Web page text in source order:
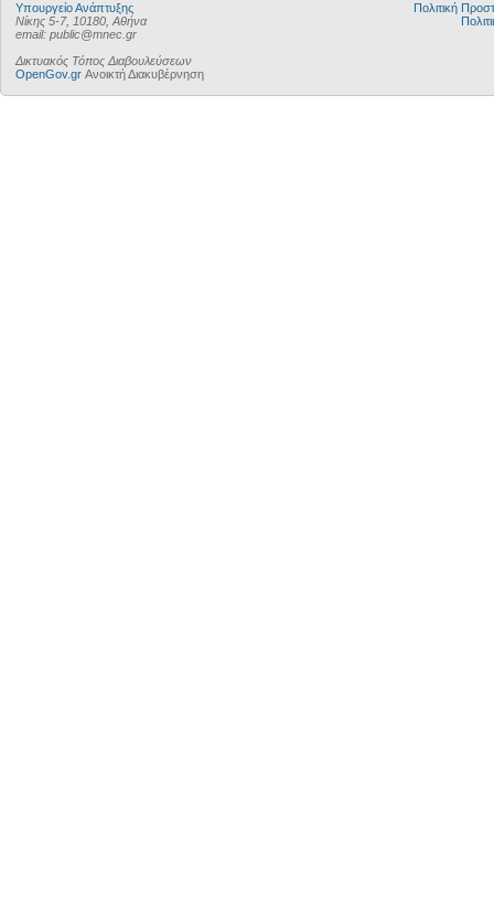
Υπουργείο Ανάπτυξης
Νίκης 5-7, 10180, Αθήνα
email: public@mnec.gr
Δικτυακός Τόπος Διαβουλεύσεων
OpenGov.gr Ανοικτή Διακυβέρνηση
Πολιτική